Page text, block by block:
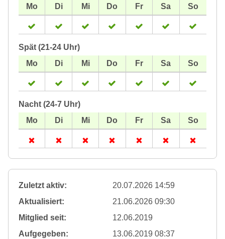
Spät (21-24 Uhr)
Nacht (24-7 Uhr)
Zuletzt aktiv:
20.07.2026 14:59
Aktualisiert:
21.06.2026 09:30
Mitglied seit:
12.06.2019
Aufgegeben:
13.06.2019 08:37